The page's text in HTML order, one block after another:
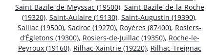
Saint-Bazile-de-Meyssac (19500), Saint-Bazile-de-la-Roche
(19320), Saint-Aulaire (19130), Saint-Augustin (19390),
Saillac (19500), Sadroc (19270), Royères (87400), Rosiers-
d’Égletons (19300), Rosiers-de-Juillac (19350), Roche-le-
Peyroux (19160), Rilhac-Xaintrie (19220), Rilhac-Treignac